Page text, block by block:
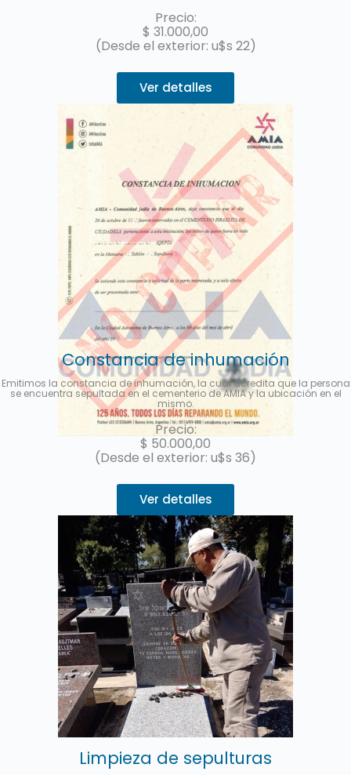
estación, la foto es meramente ilustrativa. Se enviará una foto del
servicio una vez finalizado.
Precio:
$ 31.000,00
(Desde el exterior: u$s 22)
Ver detalles
Constancia de inhumación
Emitimos la constancia de inhumación, la cual acredita que la persona
se encuentra sepultada en el cementerio de AMIA y la ubicación en el
mismo.
Precio:
$ 50.000,00
(Desde el exterior: u$s 36)
Ver detalles
Limpieza de sepulturas